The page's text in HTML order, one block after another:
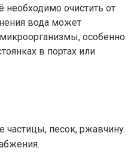
необходимо очистить от
вода может
особенно
в портах или
песок, ржавчину.